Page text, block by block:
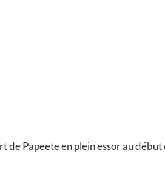
de Papeete en plein essor au